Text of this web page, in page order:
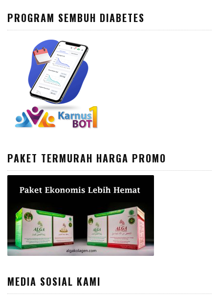
PROGRAM SEMBUH DIABETES
PAKET TERMURAH HARGA PROMO
MEDIA SOSIAL KAMI